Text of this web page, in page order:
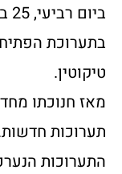
בתערוכת
טיקוטין.
תערוכות
התערוכות